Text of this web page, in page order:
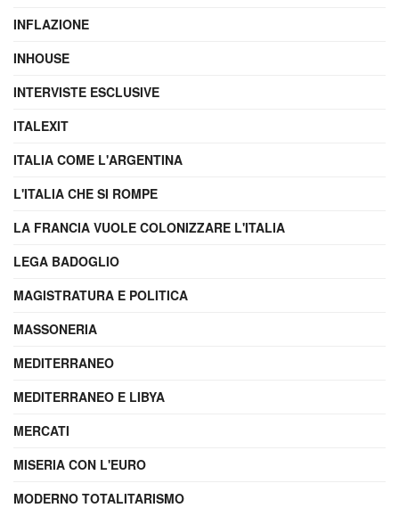
INFLAZIONE
INHOUSE
INTERVISTE ESCLUSIVE
ITALEXIT
ITALIA COME L'ARGENTINA
L'ITALIA CHE SI ROMPE
LA FRANCIA VUOLE COLONIZZARE L'ITALIA
LEGA BADOGLIO
MAGISTRATURA E POLITICA
MASSONERIA
MEDITERRANEO
MEDITERRANEO E LIBYA
MERCATI
MISERIA CON L'EURO
MODERNO TOTALITARISMO